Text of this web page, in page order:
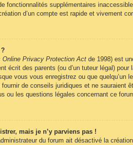
fonctionnalités supplémentaires
d’un compte est rapide et vivement
?
Online Privacy Protection Act de 1998) est
écrit des parents (ou d’un tuteur légal)
vous vous enregistrez ou que
de conseils juridiques et ne sauraient
ou les questions légales concernant ce
mais je n’y parviens pas !
du forum ait désactivé la